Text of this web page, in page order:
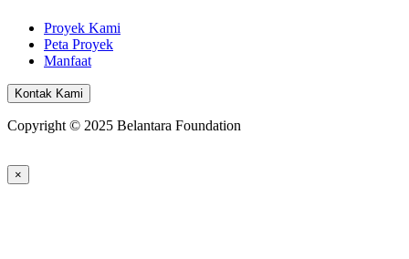
Proyek Kami
Peta Proyek
Manfaat
Kontak Kami
Copyright © 2025 Belantara Foundation
×